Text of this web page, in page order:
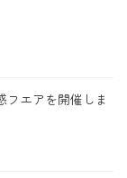
フエアを開催しま